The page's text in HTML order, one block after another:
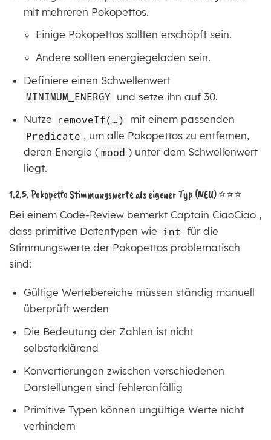
mit mehreren Pokopettos.
Einige Pokopettos sollten erschöpft sein.
Andere sollten energiegeladen sein.
Definiere einen Schwellenwert
MINIMUM_ENERGY und setze ihn auf 30.
Nutze removeIf(…​)
mit einem passenden
Predicate , um alle Pokopettos zu entfernen,
deren Energie ( mood ) unter dem Schwellenwert
liegt.
1.2.5. Pokopetto Stimmungswerte als eigener Typ (NEU) ⭐⭐⭐
Bei einem Code-Review bemerkt Captain CiaoCiao ,
dass primitive Datentypen wie int für die
Stimmungswerte der Pokopettos problematisch
sind:
Gültige Wertebereiche müssen ständig manuell
überprüft werden
Die Bedeutung der Zahlen ist nicht
selbsterklärend
Konvertierungen zwischen verschiedenen
Darstellungen sind fehleranfällig
Primitive Typen können ungültige Werte nicht
verhindern